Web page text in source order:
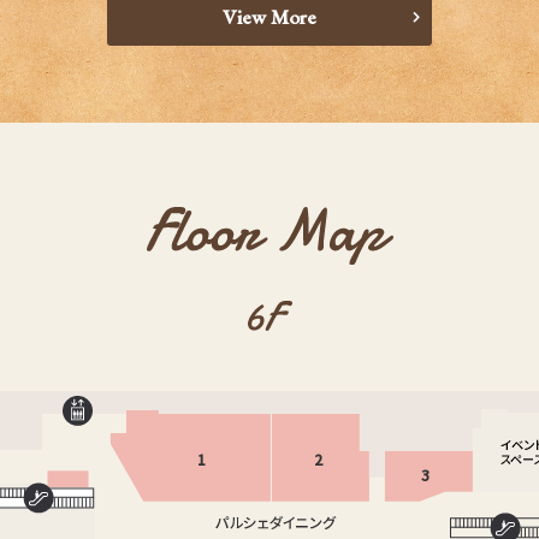
View More
1 2
3